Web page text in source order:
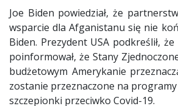
Joe Biden powiedział, że
wsparcie dla Afganistanu się nie
Biden. Prezydent USA podkreślił,
poinformował, że Stany
budżetowym Amerykanie
zostanie przeznaczone na
szczepionki przeciwko Covid-19.